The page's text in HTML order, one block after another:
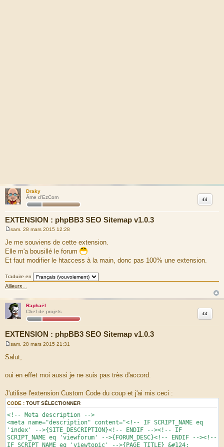
Draky
Âme d'EzCom
EXTENSION : phpBB3 SEO Sitemap v1.0.3
Citation
e
s
s
a
g
sam. 28 mars 2015 12:28
Je me souviens de cette extension.
Elle m'a bousillé le forum
Et faut modifier le htaccess à la main, donc pas 100% une extension.
Traduire en
Ailleurs...
Raphaël
Chef de projets
EXTENSION : phpBB3 SEO Sitemap v1.0.3
Citation
e
s
a
g
sam. 28 mars 2015 21:31
Salut,
oui en effet moi aussi je ne suis pas très d'accord.
J'utilise l'extension Custom Code du coup et j'ai mis ceci :
CODE : TOUT SÉLECTIONNER
<!-- Meta description -->
<meta name="description" content="<!-- IF SCRIPT_NAME eq
'index' -->{SITE_DESCRIPTION}<!-- ENDIF --><!-- IF
SCRIPT_NAME eq 'viewforum' -->{FORUM_DESC}<!-- ENDIF --><!--
IF SCRIPT_NAME eq 'viewtopic' -->{PAGE_TITLE} &#124;